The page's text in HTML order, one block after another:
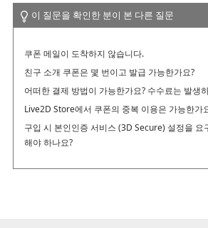
이 질문을 확인한 분이 본 다른 질문
쿠폰 메일이 도착하지 않습니다.
친구 소개 쿠폰은 몇 번이고 발급 가능한가요?
어떠한 결제 방법이 가능한가요? 수수료는 발생
Live2D Store에서 쿠폰의 중복 이용은 가능한가
구입 시 본인인증 서비스 (3D Secure) 설정을 요
해야 하나요?